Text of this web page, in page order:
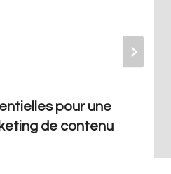
pour une
de contenu